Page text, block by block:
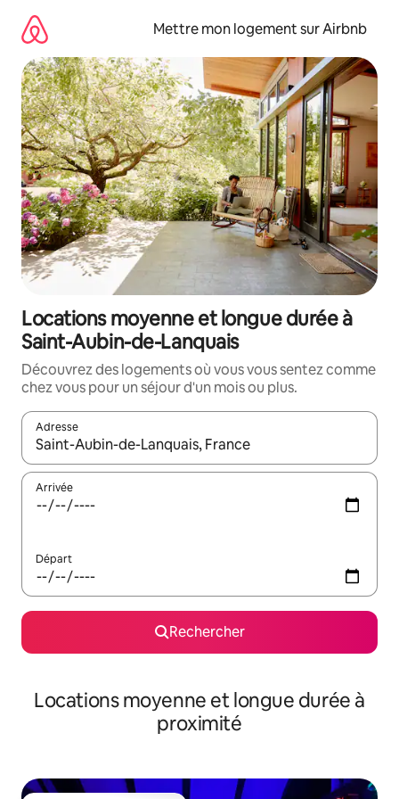
directement
contenu
Mettre mon logement sur Airbnb
Locations moyenne et longue durée à
Saint-Aubin-de-Lanquais
Découvrez des logements où vous vous sentez comme
chez vous pour un séjour d'un mois ou plus.
Adresse
Lorsque les résultats s'affichent, utilisez les flèches vers le
Arrivée
Départ
Rechercher
Locations moyenne et longue durée à
proximité